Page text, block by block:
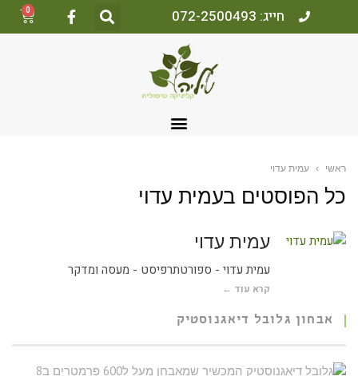
חייג: 072-2500493 0
ראשי › עמית עדוי
כל הפוסטים בעמית עדוי
עמית עדוי
עמית עדוי - ספורטתרפיסט - מעסה ומדקר
קרא עוד ←
אבחון גלובל דיאגנוסטיק